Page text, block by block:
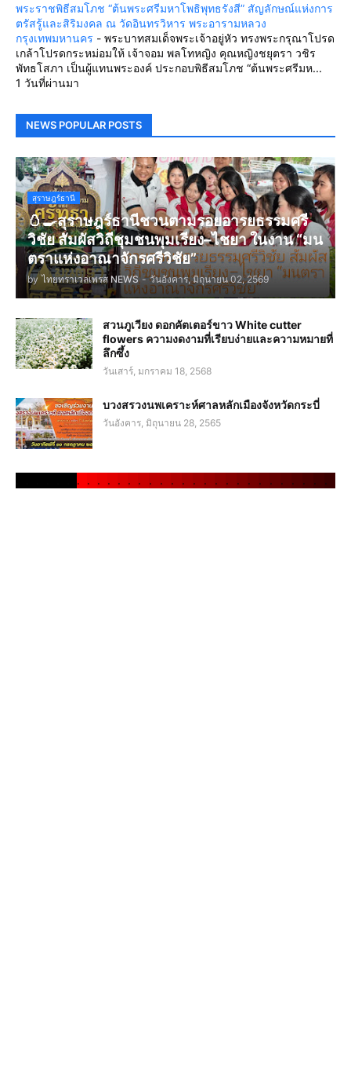
พระราชพิธีสมโภช “ต้นพระศรีมหาโพธิพุทธรังสี” สัญลักษณ์แห่งการ
ตรัสรู้และสิริมงคล ณ วัดอินทรวิหาร พระอารามหลวง
กรุงเทพมหานคร - พระบาทสมเด็จพระเจ้าอยู่หัว ทรงพระกรุณาโปรด
เกล้าโปรดกระหม่อมให้ เจ้าจอม พลโทหญิง คุณหญิงชยุตรา วชิร
พัทธโสภา เป็นผู้แทนพระองค์ ประกอบพิธีสมโภช “ต้นพระศรีมห...
1 วันที่ผ่านมา
NEWS POPULAR POSTS
สุราษฎร์ธานี
🥚🍳สุราษฎร์ธานีชวนตามรอยอารยธรรมศรี
วิชัย สัมผัสวิถีชุมชนพุมเรียง–ไชยา ในงาน “มน
ตราแห่งอาณาจักรศรีวิชัย”
by ไทยทราเวลเพรส NEWS - วันอังคาร, มิถุนายน 02, 2569
สวนภูเวียง ดอกคัตเตอร์ขาว White cutter
flowers ความงดงามที่เรียบง่ายและความหมายที่
ลึกซึ้ง
วันเสาร์, มกราคม 18, 2568
บวงสรวงนพเคราะห์ศาลหลักเมืองจังหวัดกระบี่
วันอังคาร, มิถุนายน 28, 2565
. . . . . . . . . . . . . . . . . . . . . . . .